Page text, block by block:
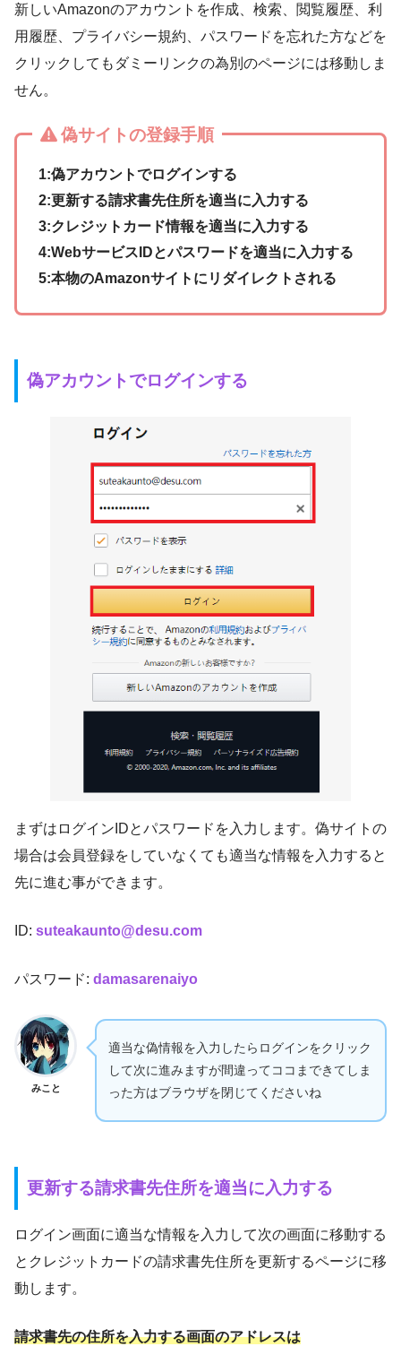
新しいAmazonのアカウントを作成、検索、閲覧履歴、利
用履歴、プライバシー規約、パスワードを忘れた方などを
クリックしてもダミーリンクの為別のページには移動しま
せん。
偽サイトの登録手順
1:偽アカウントでログインする
2:更新する請求書先住所を適当に入力する
3:クレジットカード情報を適当に入力する
4:WebサービスIDとパスワードを適当に入力する
5:本物のAmazonサイトにリダイレクトされる
偽アカウントでログインする
まずはログインIDとパスワードを入力します。偽サイトの
場合は会員登録をしていなくても適当な情報を入力すると
先に進む事ができます。
ID: suteakaunto@desu.com
パスワード: damasarenaiyo
みこと
適当な偽情報を入力したらログインをクリック
して次に進みますが間違ってココまできてしま
った方はブラウザを閉じてくださいね
更新する請求書先住所を適当に入力する
ログイン画面に適当な情報を入力して次の画面に移動する
とクレジットカードの請求書先住所を更新するページに移
動します。
請求書先の住所を入力する画面のアドレスは